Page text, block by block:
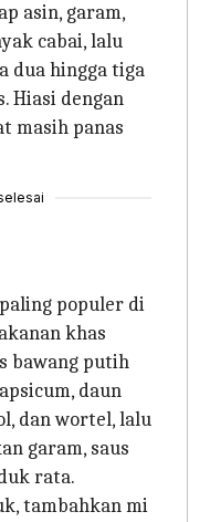
asin, garam,
cabai, lalu
dua hingga tiga
Hiasi dengan
masih panas
populer di
khas
bawang putih
daun
dan wortel, lalu
garam, saus
rata.
tambahkan mi